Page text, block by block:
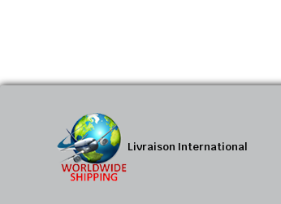
Livraison International